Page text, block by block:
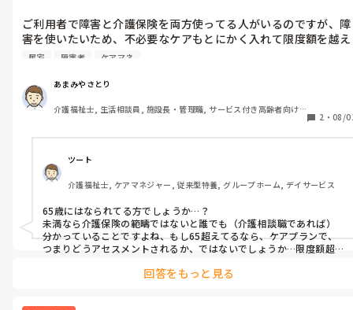
ご利用者で障害と介護保険を両方使ってる人がいるのですが、障
害を使いたいため、不必要なケアもとにかく入れて限度額を越え
ようとします。
「2時間おきにオムツ交換に来い」とか、常識的にあまりしない
内容ですが、重度訪問介護でヘルパーが常駐しているので、実施
するだけならできてしまいます。ただ、介護保険として適切かと
皆さんの周りにそのような方はいませんか？
居宅 障害者 ケアマネ
あまみやさとり
介護福祉士, 生活相談員, 施設長・管理職, サービス付き高齢者向け
2 ・ 08/
ツート
介護福祉士, ケアマネジャー, 従来型特養, グループホーム, デイサービス
65歳にはなられてる方でしょうか…？
未満なら介護保険の範疇ではないと誰でも（介護相談職であれば）
分かっていることですよね、もし65超えてるなら、ケアプランで、
つまりどうアセスメントされるか、ではないでしょうか…限度額超え
しかし、オムツは場合によっては、でしょうけど、掃除は介護保険で
回答をもっと見る